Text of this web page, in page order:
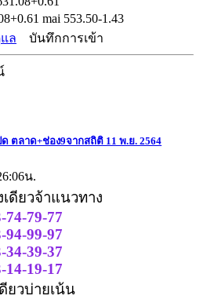
mai 553.50-1.43
ล
บันทึกการเข้า
ตลาด+ช่อง9จากสถิติ 11 พ.ย. 2564
น.
ดียวจ้าแนวทาง
74-79-77
94-99-97
34-39-37
14-19-17
ยวบ่ายเน้น